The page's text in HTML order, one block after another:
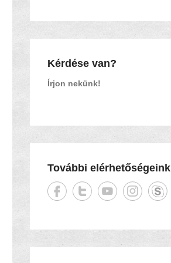
Kérdése van?
Írjon nekünk!
További elérhetőségeink